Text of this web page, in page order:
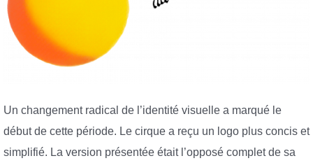
Un changement radical de l’identité visuelle a marqué le
début de cette période. Le cirque a reçu un logo plus concis et
simplifié. La version présentée était l’opposé complet de sa